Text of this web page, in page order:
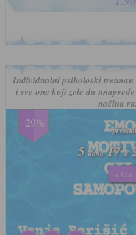
Individualni psiholoski tretman
i sve one koji zele da
načina
-29%
5dana 17h
više o
5dana 17h
više o